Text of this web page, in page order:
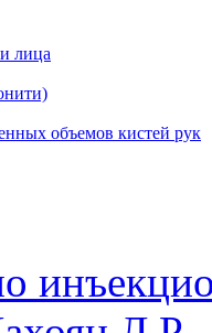
лица
объемов кистей рук